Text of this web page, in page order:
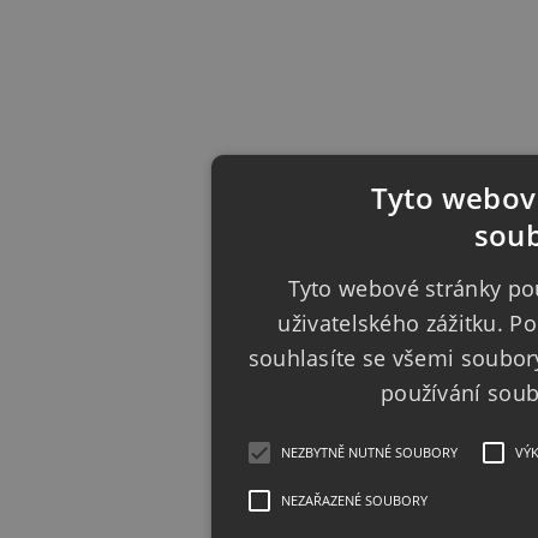
Tyto
Tyto webové stránky
uživatelského zážitku.
souhlasíte se všemi
používání
NEZBYTNĚ NUTNÉ SOUBORY
NEZAŘAZENÉ SOUBORY